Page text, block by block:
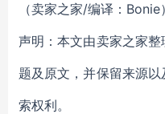
（卖家之家/编译：Bonie）
声明：本文由卖家之家
题及原文，并保留来源
索权利。